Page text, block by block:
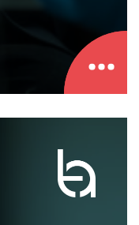
Philosophie und Werte